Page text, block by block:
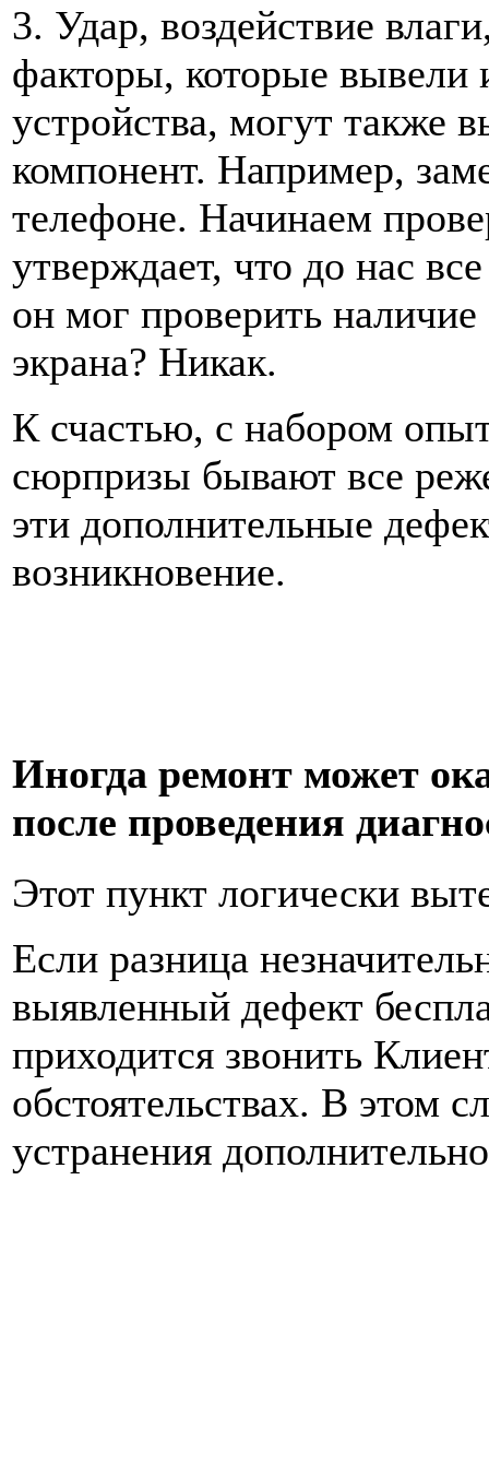
3. Удар, воздействие
факторы, которые вывели
устройства, могут также
компонент. Например,
телефоне. Начинаем
утверждает, что до нас
он мог проверить наличие
экрана? Никак.
К счастью, с набором
сюрпризы бывают все
эти дополнительные
возникновение.
Иногда ремонт может
после проведения
Этот пункт логически
Если разница
выявленный дефект
приходится звонить
обстоятельствах. В этом
устранения